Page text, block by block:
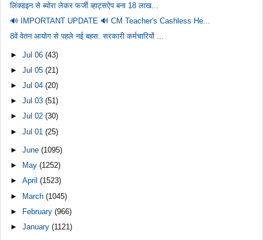
लिंक्डइन से ब्योरा लेकर फर्जी व्हाट्सऐप बना 18 लाख...
🔊 IMPORTANT UPDATE 🔊 CM Teacher's Cashless He...
8वें वेतन आयोग से पहले नई बहस: सरकारी कर्मचारियों ...
►Jul 06(43)
►Jul 05(21)
►Jul 04(20)
►Jul 03(51)
►Jul 02(30)
►Jul 01(25)
►June(1095)
►
May(1252)
►April(1523)
► March(1045)
►
February(966)
►January(1121)